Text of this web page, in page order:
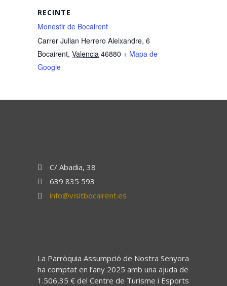
RECINTE
Monestir de Bocairent
Carrer Julian Herrero Aleixandre, 6
Bocairent, Valencia 46880 + Mapa de
Google
C/ Abadia, 38
639 835 593
info@visitbocairent.es
La Parròquia Assumpció de Nostra Senyora
ha comptat en l’any 2025 amb una ajuda de
1.506,35 € del Centre de Turisme i Esports